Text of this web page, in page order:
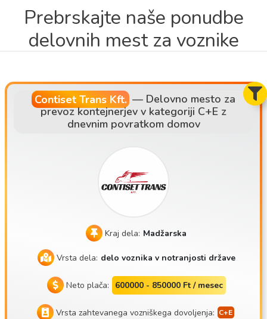
Prebrskajte naše ponudbe
delovnih mest za voznike
Contiset Trans Kft. — Delovno mesto za
prevoz kontejnerjev v kategoriji C+E z
dnevnim povratkom domov
Kraj dela: Madžarska
Vrsta dela: delo voznika v notranjosti države
Neto plača: 600000 - 850000 Ft / mesec
Vrsta zahtevanega vozniškega dovoljenja: